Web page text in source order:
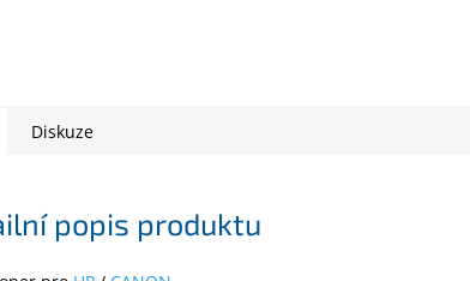
Diskuze
popis produktu